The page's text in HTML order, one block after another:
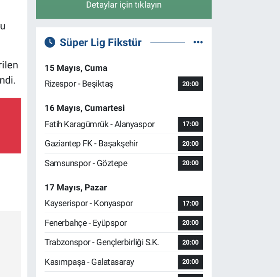
Detaylar için tıklayın
Süper Lig Fikstür
15 Mayıs, Cuma
Rizespor - Beşiktaş
20:00
16 Mayıs, Cumartesi
Fatih Karagümrük - Alanyaspor
17:00
Gaziantep FK - Başakşehir 20:00
Samsunspor - Göztepe 20:00
17 Mayıs, Pazar
Kayserispor - Konyaspor
17:00
Fenerbahçe - Eyüpspor 20:00
Trabzonspor - Gençlerbirliği S.K. 20:00
Kasımpaşa - Galatasaray 20:00